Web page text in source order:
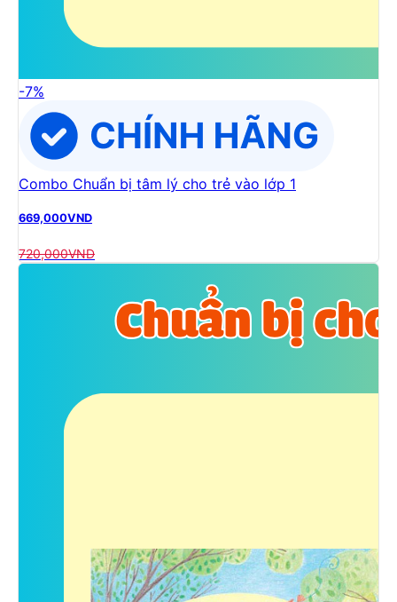
-7%
Combo Chuẩn bị tâm lý cho trẻ vào lớp 1
669,000VND
720,000VND